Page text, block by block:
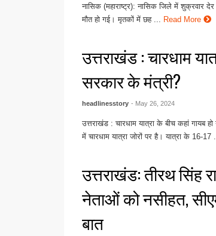
नासिक (महाराष्ट्र): नासिक जिले में शुक्रवार
मौत हो गई। मृतकों में छह ... Read More
उत्तराखंड : चारधाम
सरकार के मंत्री?
headlinesstory - May 26, 2024
उत्तराखंड : चारधाम यात्रा के बीच कहां गायब
में चारधाम यात्रा जोरों पर है। यात्रा के 16-17
उत्तराखंड: तीरथ सिंह
नेताओं को नसीहत,
बात